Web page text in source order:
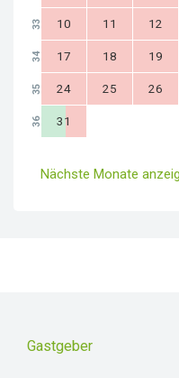
33 10 11 12
34 17 18 19
35 24 25 26
36 31
Nächste Monate
Gastgeber